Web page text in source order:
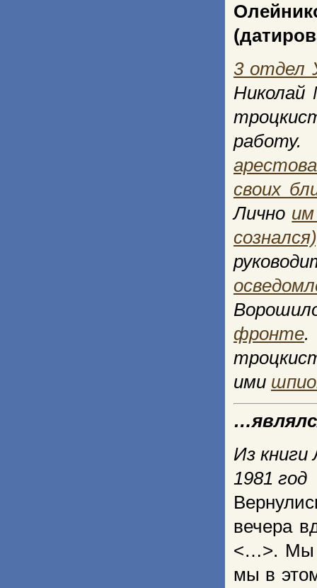
3 отдел
Николай
своих
Лично
фронте.
ими
Из книги
1981 год
вечера
<…>. Мы
мы в